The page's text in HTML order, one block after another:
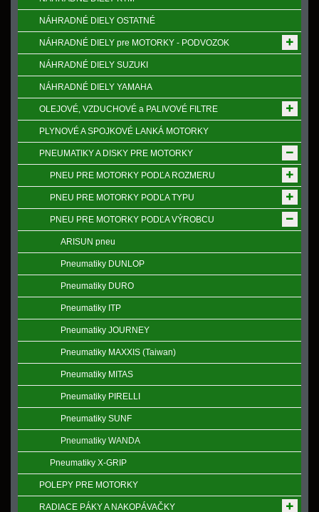
NÁHRADNÉ DIELY OSTATNÉ
NÁHRADNÉ DIELY pre MOTORKY - PODVOZOK
NÁHRADNÉ DIELY SUZUKI
NÁHRADNÉ DIELY YAMAHA
OLEJOVÉ, VZDUCHOVÉ a PALIVOVÉ FILTRE
PLYNOVÉ A SPOJKOVÉ LANKÁ MOTORKY
PNEUMATIKY A DISKY PRE MOTORKY
PNEU PRE MOTORKY PODĽA ROZMERU
PNEU PRE MOTORKY PODĽA TYPU
PNEU PRE MOTORKY PODĽA VÝROBCU
ARISUN pneu
Pneumatiky DUNLOP
Pneumatiky DURO
Pneumatiky ITP
Pneumatiky JOURNEY
Pneumatiky MAXXIS (Taiwan)
Pneumatiky MITAS
Pneumatiky PIRELLI
Pneumatiky SUNF
Pneumatiky WANDA
Pneumatiky X-GRIP
POLEPY PRE MOTORKY
RADIACE PÁKY A NAKOPÁVAČKY